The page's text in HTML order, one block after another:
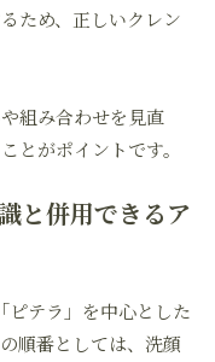
ため、正しいクレン
組み合わせを見直
とがポイントです。
と併用できるア
テラ」を中心とした
順番としては、洗顔